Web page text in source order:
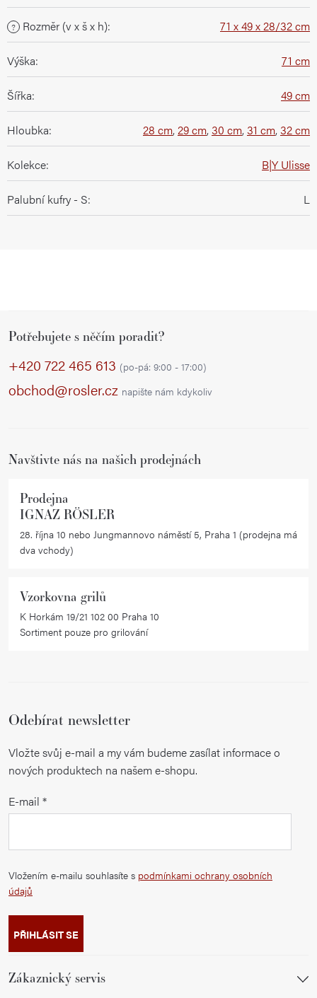
? Rozměr (v x š x h): 71 x 49 x 28/32 cm
Výška: 71 cm
Šířka: 49 cm
Hloubka: 28 cm,29 cm, 30 cm, 31 cm, 32 cm
Kolekce: B|Y Ulisse
Palubní kufry - S: L
Potřebujete s něčím poradit?
+420 722 465 613 (po-pá: 9:00 - 17:00)
obchod@rosler.cz napište nám kdykoliv
Navštivte nás na našich prodejnách
Prodejna
IGNAZ RÖSLER
28. října 10 nebo Jungmannovo náměstí 5, Praha 1 (prodejna má
dva vchody)
Vzorkovna grilů
K Horkám 19/21 102 00 Praha 10
Sortiment pouze pro grilování
Odebírat newsletter
Vložte svůj e-mail a my vám budeme zasílat informace o
nových produktech na našem e-shopu.
E-mail
Vložením e-mailu souhlasíte s podmínkami ochrany osobních
údajů
PŘIHLÁSIT SE
Zákaznický servis